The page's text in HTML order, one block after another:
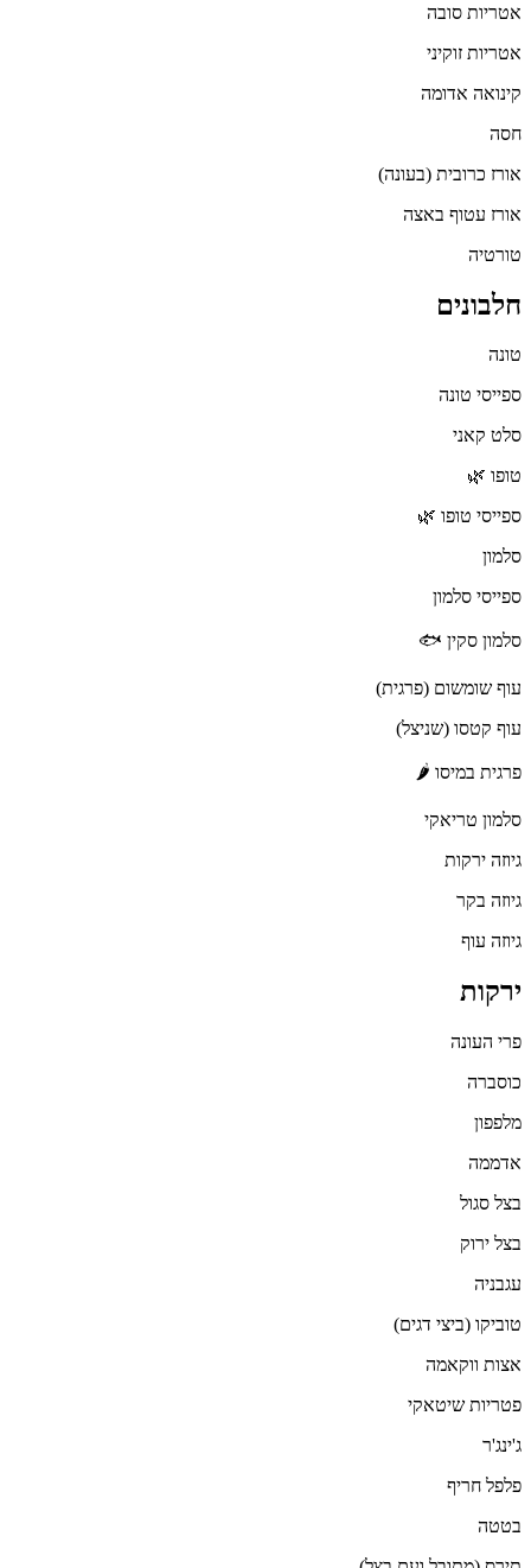
אטריות סובה
אטריות זוקיני
קינואה אדומה
חסה
אורז כרובית (בעונה)
אורז עטוף באצה
טורטיה
חלבונים
טונה
ספייסי טונה
סלט קאני
טופו 🌿
ספייסי טופו 🌿
סלמון
ספייסי סלמון
סלמון סקין 🐟
עוף שומשום (פרגית)
עוף קטסו (שניצל)
פרגית במיסו 🌶
סלמון טריאקי
גיוזה ירקות
גיוזה בקר
גיוזה עוף
ירקות
פרי העונה
כוסברה
מלפפון
אדממה
בצל סגול
בצל ירוק
עגבניה
טוביקו (ביצי דגים)
אצות ווקאמה
פטריות שיטאקי
ג'ינג'ר
פלפל חריף
בטטה